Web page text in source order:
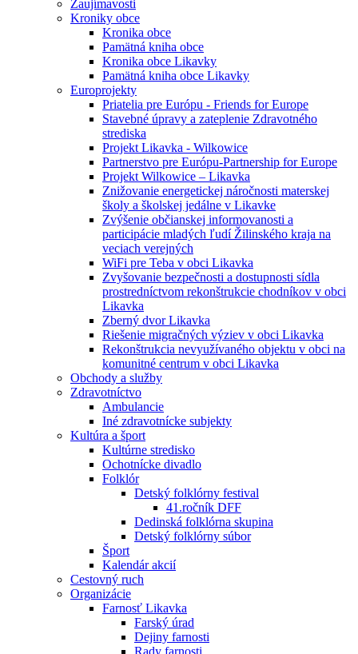
Zaujímavosti
Kroniky obce
Kronika obce
Pamätná kniha obce
Kronika obce Likavky
Pamätná kniha obce Likavky
Europrojekty
Priatelia pre Európu - Friends for Europe
Stavebné úpravy a zateplenie Zdravotného
strediska
Projekt Likavka - Wilkowice
Partnerstvo pre Európu-Partnership for Europe
Projekt Wilkowice – Likavka
Znižovanie energetickej náročnosti materskej
školy a školskej jedálne v Likavke
Zvýšenie občianskej informovanosti a
participácie mladých ľudí Žilinského kraja na
veciach verejných
WiFi pre Teba v obci Likavka
Zvyšovanie bezpečnosti a dostupnosti sídla
prostredníctvom rekonštrukcie chodníkov v obci
Likavka
Zberný dvor Likavka
Riešenie migračných výziev v obci Likavka
Rekonštrukcia nevyužívaného objektu v obci na
komunitné centrum v obci Likavka
Obchody a služby
Zdravotníctvo
Ambulancie
Iné zdravotnícke subjekty
Kultúra a šport
Kultúrne stredisko
Ochotnícke divadlo
Folklór
Detský folklórny festival
41.ročník DFF
Dedinská folklórna skupina
Detský folklórny súbor
Šport
Kalendár akcií
Cestovný ruch
Organizácie
Farnosť Likavka
Farský úrad
Dejiny farnosti
Rady farnosti